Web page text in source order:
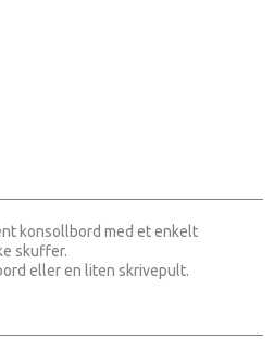
konsollbord med et enkelt
skuffer.
eller en liten skrivepult.